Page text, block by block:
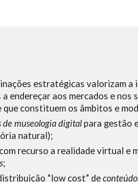
estratégicas valorizam
endereçar aos mercados e nos
constituem os âmbitos e
museologia digital para gestão
natural);
recurso a realidade virtual
;
“low cost” de